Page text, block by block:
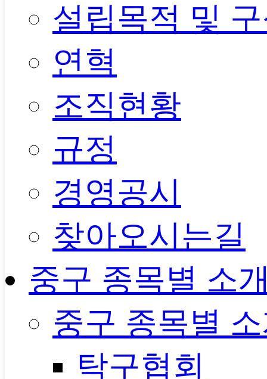
설립목적 및
연혁
조직현황
규정
경영공시
찾아오시는길
중구 종목별 소
중구 종목별
탁구협회